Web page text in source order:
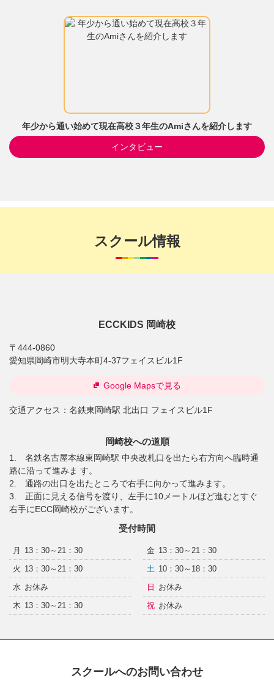
年少から通い始めて現在高校３年生のAmiさんを紹介します
インタビュー
スクール情報
ECCKIDS 岡崎校
〒444-0860
愛知県岡崎市明大寺本町4-37フェイスビル1F
交通アクセス： 名鉄東岡崎駅 北出口 フェイスビル1F
Google Mapsで見る
岡崎校への道順
1. 名鉄名古屋本線東岡崎駅 中央改札口を出たら右方向へ臨時通
路に沿って進みま す。
2. 通路の出口を出たところで右手に向かって進みます。
3. 正面に見える信号を渡り、左手に10メートルほど進むとすぐ
右手にECC岡崎校がございます。
受付時間
月
13：30～21：30
火 13：30～21：30
水 お休み
木 13：30～21：30
金 13：30～21：30
土 10：30～18：30
日
お休み
祝 お休み
スクールへのお問い合わせ